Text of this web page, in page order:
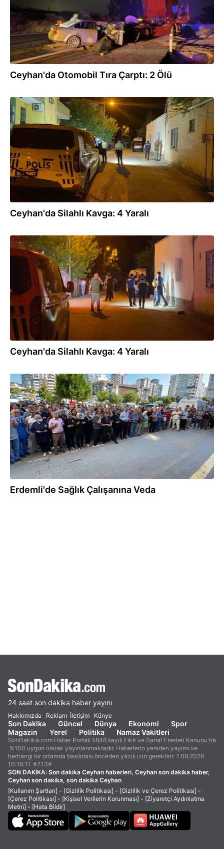
Ceyhan'da Otomobil Tıra Çarptı: 2 Ölü
04.07.2026
Ceyhan'da Silahlı Kavga: 4 Yaralı
04.07.2026
Ceyhan'da Silahlı Kavga: 4 Yaralı
30.06.2026
Erdemli'de Sağlık Çalışanına Veda
24 saat son dakika haber yayını
Hakkımızda Reklam İletişim Künye
Son Dakika Güncel Dünya Ekonomi
Spor
Magazin
Yerel Politika Namaz Vakitleri
SonDakika.com Haber Portalı 5846 sayılı Fikir ve Sanat Eserleri Kanunu'na
%100 uygun olarak yayınlanmaktadır. Haberlerin yeniden yayımı ve
herhangi bir ortamda basılması önceden yazılı izin gerektirir. 7.08.2026
10:18:11. #7.13#
SON DAKİKA: Son dakika Ceyhan haberleri, Ceyhan son dakika haber,
Ceyhan son dakika, son dakika Ceyhan
[Kullanım Şartları] - [Gizlilik Politikası] - [Gizlilik ve Çerez Politikası] -
[Çerez Politikası] - [Kişisel Verilerin Korunması] - [Ziyaretçi Aydınlatma
Metni] - [Hata Bildir]